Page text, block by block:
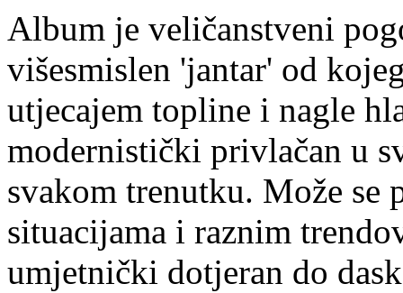
Album je veličanstveni
višesmislen 'jantar' od
utjecajem topline i nagle
modernistički privlačan u
svakom trenutku. Može
situacijama i raznim
umjetnički dotjeran do